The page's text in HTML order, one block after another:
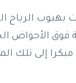
بهبوب الرياح
فوق الأحواض
إلى تلك